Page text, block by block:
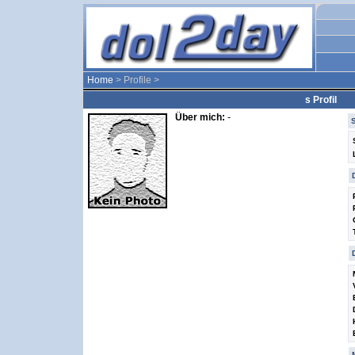
Home > Profile >
s Profil
Über mich: -